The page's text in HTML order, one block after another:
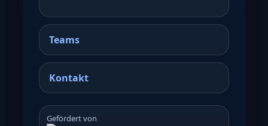
Teams
Kontakt
Gefördert von